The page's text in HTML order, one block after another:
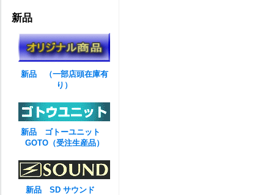
新品
新品 （一部店頭在庫有
り）
新品 ゴトーユニット
GOTO（受注生産品）
新品 SD サウンド